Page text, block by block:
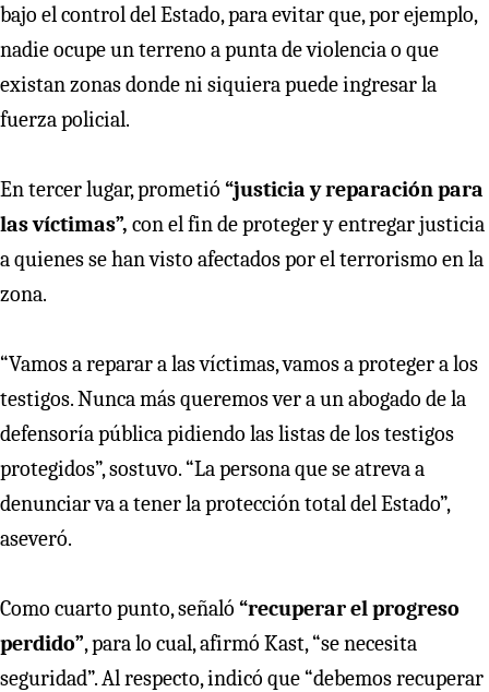
bajo el control del Estado, para evitar que, por ejemplo,
nadie ocupe un terreno a punta de violencia o que
existan zonas donde ni siquiera puede ingresar la
fuerza policial.
En tercer lugar, prometió “justicia y reparación para
las víctimas”, con el fin de proteger y entregar justicia
a quienes se han visto afectados por el terrorismo en la
zona.
“Vamos a reparar a las víctimas, vamos a proteger a los
testigos. Nunca más queremos ver a un abogado de la
defensoría pública pidiendo las listas de los testigos
protegidos”, sostuvo. “La persona que se atreva a
denunciar va a tener la protección total del Estado”,
aseveró.
Como cuarto punto, señaló “recuperar el progreso
perdido”, para lo cual, afirmó Kast, “se necesita
seguridad”. Al respecto, indicó que “debemos recuperar